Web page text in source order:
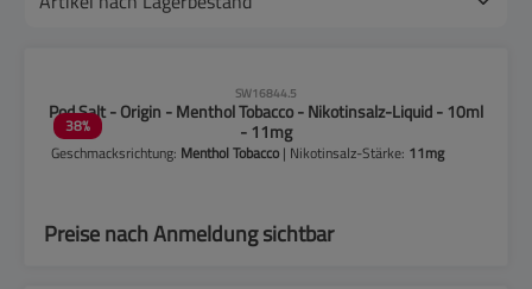
38%
SW16844.5
Pod Salt - Origin - Menthol Tobacco - Nikotinsalz-Liquid - 10ml
- 11mg
Geschmacksrichtung: Menthol Tobacco | Nikotinsalz-Stärke: 11mg
Preise nach Anmeldung sichtbar